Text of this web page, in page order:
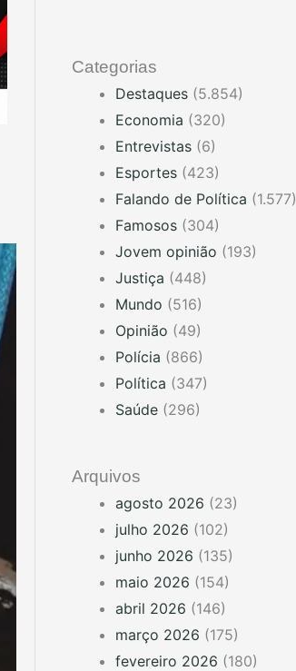
Categorias
Destaques (5.854)
Economia (320)
Entrevistas (6)
Esportes (423)
Falando de Política (1.577)
Famosos (304)
Jovem opinião (193)
Justiça (448)
Mundo (516)
Opinião (49)
Polícia (866)
Política (347)
Saúde (296)
Arquivos
agosto 2026 (23)
julho 2026 (102)
junho 2026 (135)
maio 2026 (154)
abril 2026 (146)
março 2026 (175)
fevereiro 2026 (180)